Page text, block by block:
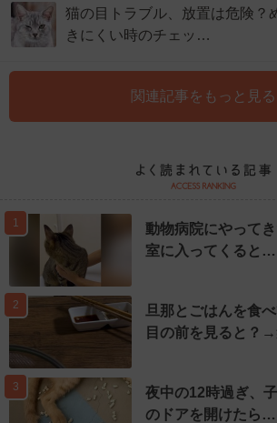
猫の目トラブル、放置は危険？
きにくい時のチェッ…
関連記事をもっと見る
1
動物病院にやって
室に入ってくると
2
旦那とごはんを食
目の前を見ると？
3
夜中の12時過ぎ、
のドアを開けたら